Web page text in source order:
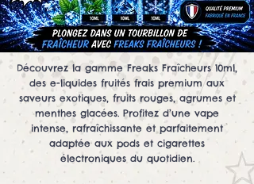
Découvrez la gamme Freaks Fraîcheurs 10ml,
des e-liquides fruités frais premium aux
saveurs exotiques, fruits rouges, agrumes et
menthes glacées. Profitez d’une vape
intense, rafraîchissante et parfaitement
adaptée aux pods et cigarettes
électroniques du quotidien.